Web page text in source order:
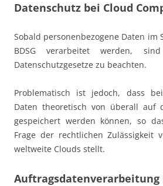
Datenschutz bei Cloud
Sobald personenbezogene Daten im
BDSG verarbeitet werden,
Datenschutzgesetze zu beachten.
Problematisch ist jedoch, dass
Daten theoretisch von überall auf
gespeichert werden können, so
Frage der rechtlichen Zulässigkeit
weltweite Clouds stellt.
Auftragsdatenverarbeitung